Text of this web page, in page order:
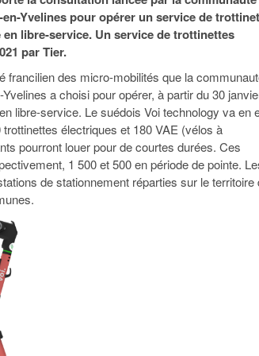
À Paris, les cadres de la tech et de la finance
redessinent le marché de la location de luxe
16 juillet 2026
Saint-Agne immobilier inaugure une nouvelle
résidence à Torcy
- 15 juillet 2026
Plus d'articles
janvier 2026
Municipales 2026 : la CCI de l’Essonne
Cahier d’expert à destination des
janvier 2026
Plus d'articles
Exclusif –
feuille de
À Paris, les
redessinent
16 juillet 2026
Yvelines pour opérer un service de
libre-service. Un service de trottinettes
par Tier.
francilien des micro-mobilités que la
a choisi pour opérer, à partir du 30
libre-service. Le suédois Voi technology va en
électriques et 180 VAE (vélos à
pourront louer pour de courtes durées. Ces
1 500 et 500 en période de pointe.
de stationnement réparties sur le territoire